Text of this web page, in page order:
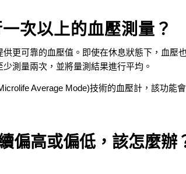
次以上的血壓測量？
更可靠的血壓值。 即使在休息狀態下，血壓
測量兩次，並將量測結果進行平均。
Average Mode)技術的血壓計，該功能
偏高或偏低，該怎麼辦